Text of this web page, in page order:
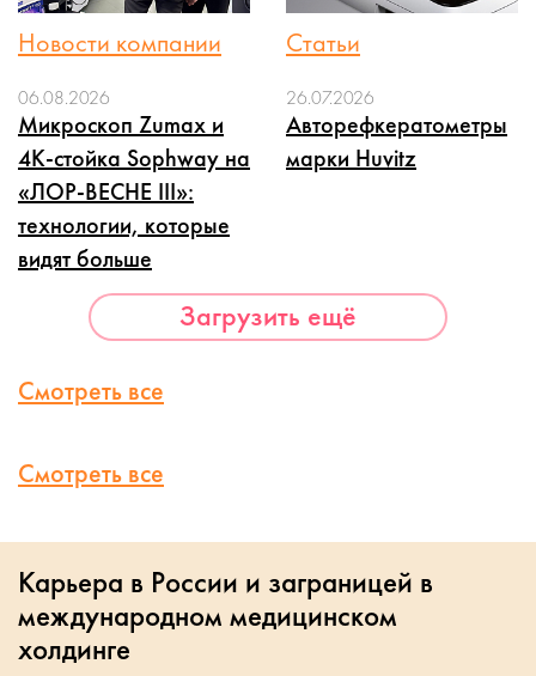
Новости компании
06.08.2026
Микроскоп Zumax и
4K-стойка Sophway на
«ЛОР-ВЕСНЕ III»:
технологии, которые
видят больше
Статьи
26.07.2026
Авторефкератометры
марки Huvitz
Загрузить ещё
Смотреть все
Смотреть все
Карьера в России и заграницей в
международном медицинском
холдинге